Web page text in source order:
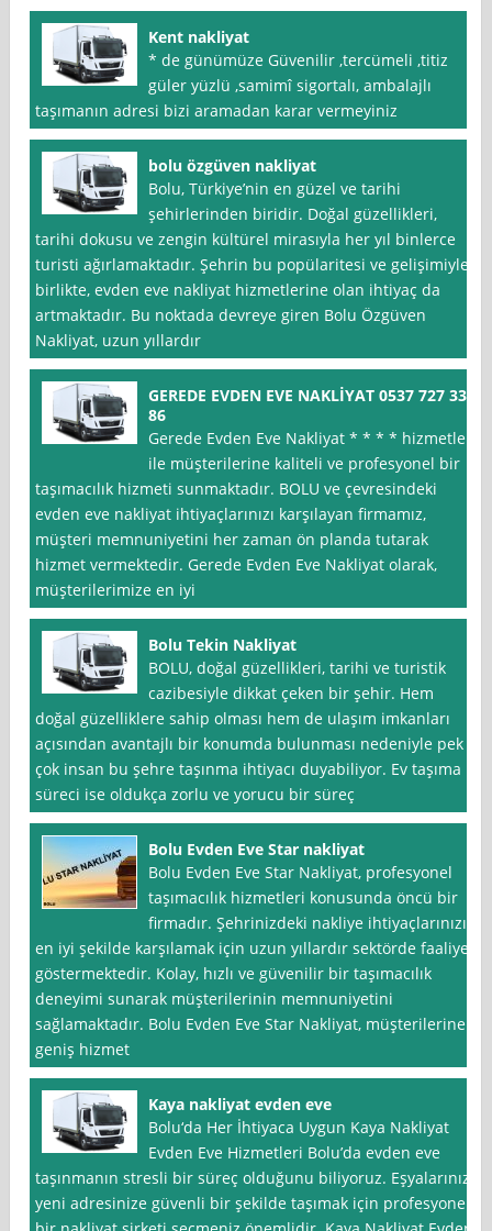
Kent nakliyat
* de günümüze Güvenilir ,tercümeli ,titiz
güler yüzlü ,samimî sigortalı, ambalajlı
taşımanın adresi bizi aramadan karar vermeyiniz
bolu özgüven nakliyat
Bolu, Türkiye’nin en güzel ve tarihi
şehirlerinden biridir. Doğal güzellikleri,
tarihi dokusu ve zengin kültürel mirasıyla her yıl binlerce
turisti ağırlamaktadır. Şehrin bu popülaritesi ve gelişimiyle
birlikte, evden eve nakliyat hizmetlerine olan ihtiyaç da
artmaktadır. Bu noktada devreye giren Bolu Özgüven
Nakliyat, uzun yıllardır
GEREDE EVDEN EVE NAKLİYAT 0537 727 33
86
Gerede Evden Eve Nakliyat * * * * hizmetleri
ile müşterilerine kaliteli ve profesyonel bir
taşımacılık hizmeti sunmaktadır. BOLU ve çevresindeki
evden eve nakliyat ihtiyaçlarınızı karşılayan firmamız,
müşteri memnuniyetini her zaman ön planda tutarak
hizmet vermektedir. Gerede Evden Eve Nakliyat olarak,
müşterilerimize en iyi
Bolu Tekin Nakliyat
BOLU, doğal güzellikleri, tarihi ve turistik
cazibesiyle dikkat çeken bir şehir. Hem
doğal güzelliklere sahip olması hem de ulaşım imkanları
açısından avantajlı bir konumda bulunması nedeniyle pek
çok insan bu şehre taşınma ihtiyacı duyabiliyor. Ev taşıma
süreci ise oldukça zorlu ve yorucu bir süreç
Bolu Evden Eve Star nakliyat
Bolu Evden Eve Star Nakliyat, profesyonel
taşımacılık hizmetleri konusunda öncü bir
firmadır. Şehrinizdeki nakliye ihtiyaçlarınızı
en iyi şekilde karşılamak için uzun yıllardır sektörde faaliyet
göstermektedir. Kolay, hızlı ve güvenilir bir taşımacılık
deneyimi sunarak müşterilerinin memnuniyetini
sağlamaktadır. Bolu Evden Eve Star Nakliyat, müşterilerine
geniş hizmet
Kaya nakliyat evden eve
Bolu‘da Her İhtiyaca Uygun Kaya Nakliyat
Evden Eve Hizmetleri Bolu’da evden eve
taşınmanın stresli bir süreç olduğunu biliyoruz. Eşyalarınızı
yeni adresinize güvenli bir şekilde taşımak için profesyonel